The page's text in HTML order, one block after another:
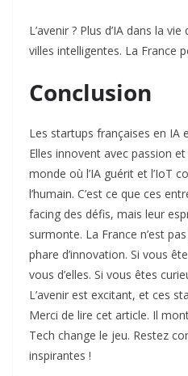
L’avenir ? Plus d’IA dans la
villes intelligentes. La France
Conclusion
Les startups françaises en IA
Elles innovent avec passion
monde où l’IA guérit et l’IoT
l’humain. C’est ce que ces
facing des défis, mais leur
surmonte. La France n’est
phare d’innovation. Si vous
vous d’elles. Si vous êtes
L’avenir est excitant, et ces
Merci de lire cet article. Il
Tech change le jeu. Restez
inspirantes !